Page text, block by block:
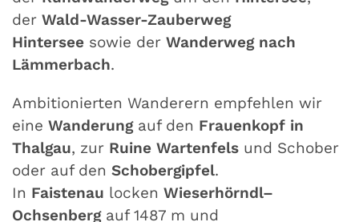
der Wald-Wasser-Zauberweg
Hintersee sowie der Wanderweg nach
Lämmerbach.
Ambitionierten Wanderern empfehlen wir
eine Wanderungauf den Frauenkopf in
Thalgau, zur Ruine Wartenfels und Schober
oder auf den Schobergipfel.
In Faistenau locken Wieserhörndl–
Ochsenbergauf 1487 m und